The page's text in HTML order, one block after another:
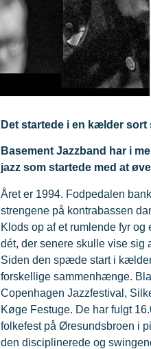
Det startede i en kælder sort
Basement Jazzband har i
jazz som startede med at
Året er 1994. Fodpedalen
strengene på kontrabassen
Klods op af et rumlende fyr
dét, der senere skulle vise sig
Siden den spæde start i
forskellige sammenhænge.
Copenhagen Jazzfestival,
Køge Festuge. De har fulgt
folkefest på Øresundsbroen i
den disciplinerede og